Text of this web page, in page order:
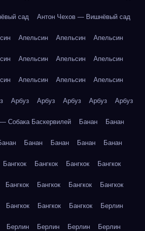
сад Антон Чехов — Вишнёвый сад
Апельсин Апельсин Апельсин
Апельсин Апельсин Апельсин
Апельсин Апельсин Апельсин
Арбуз Арбуз Арбуз Арбуз Арбуз
Собака Баскервилей Банан Банан
Банан Банан Банан Банан
Бангкок Бангкок Бангкок Бангкок
Бангкок Бангкок Бангкок Бангкок
Бангкок Бангкок Бангкок Берлин
Берлин Берлин Берлин Берлин